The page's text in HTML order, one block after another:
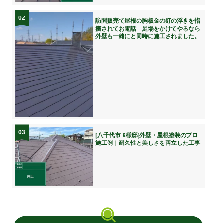
02
訪問販売で屋根の胸板金の釘の浮きを指
摘されてお電話 足場をかけてやるなら
外壁も一緒にと同時に施工されました。
03
[八千代市 K様邸]外壁・屋根塗装のプロ
施工例｜耐久性と美しさを両立した工事